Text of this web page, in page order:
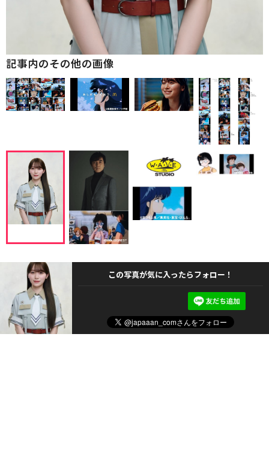
記事内のその他の画像
この写真が気に入ったらフォロー！